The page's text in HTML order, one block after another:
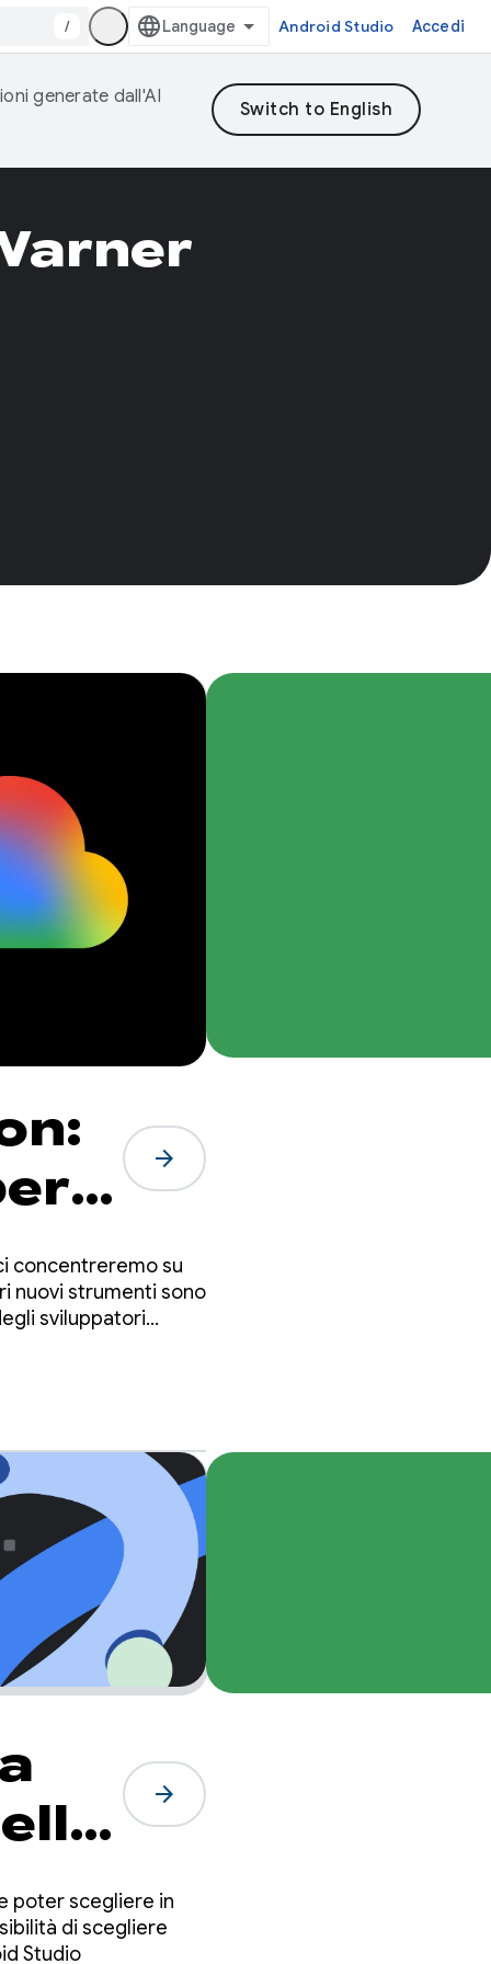
/ Android Studio Accedi
generate dall'AI
arrow_forward
concentreremo su
nuovi strumenti sono
sviluppatori
arrow_forward
poter scegliere in
di scegliere
Studio